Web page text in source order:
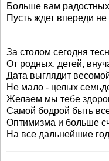
Больше вам
Пусть ждет впереди
За столом сегодня
От родных, детей,
Дата выглядит
Не мало - целых
Желаем мы тебе
Самой бодрой быть
Оптимизма и больше
На все дальнейшие